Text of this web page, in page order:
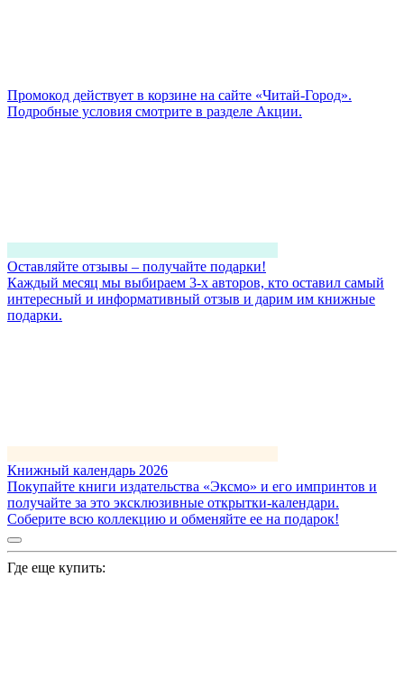
Промокод действует в корзине на сайте «Читай-Город».
Подробные условия смотрите в разделе Акции.
Оставляйте отзывы – получайте подарки!
Каждый месяц мы выбираем 3-х авторов, кто оставил самый
интересный и информативный отзыв и дарим им книжные
подарки.
Книжный календарь 2026
Покупайте книги издательства «Эксмо» и его импринтов и
получайте за это эксклюзивные открытки-календари.
Соберите всю коллекцию и обменяйте ее на подарок!
Где еще купить: